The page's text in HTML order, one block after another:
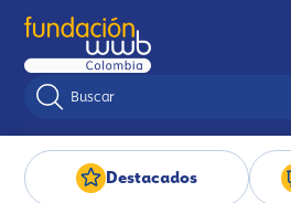
Destacados